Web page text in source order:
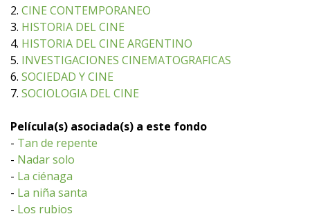
2. CINE CONTEMPORANEO
3. HISTORIA DEL CINE
4. HISTORIA DEL CINE ARGENTINO
5. INVESTIGACIONES CINEMATOGRAFICAS
6. SOCIEDAD Y CINE
7. SOCIOLOGIA DEL CINE
Película(s) asociada(s) a este fondo
- Tan de repente
- Nadar solo
- La ciénaga
- La niña santa
- Los rubios